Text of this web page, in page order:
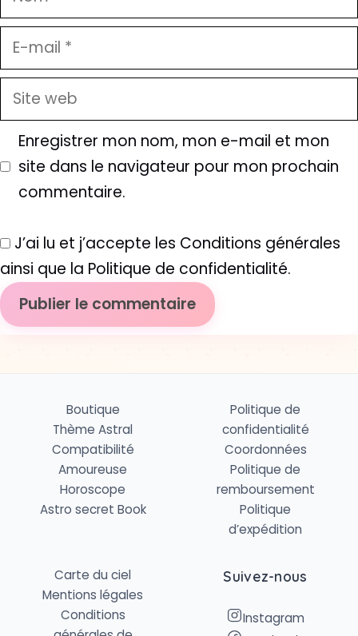
E-
mail
Site
web
Enregistrer mon nom, mon e-mail et mon
site dans le navigateur pour mon prochain
commentaire.
J’ai lu et j’accepte les Conditions générales
ainsi que la Politique de confidentialité.
Boutique
Thème Astral
Compatibilité
Amoureuse
Horoscope
Astro secret Book
Politique de
confidentialité
Coordonnées
Politique de
remboursement
Politique
d’expédition
Carte du ciel
Mentions légales
Conditions
Suivez-nous
Instagram